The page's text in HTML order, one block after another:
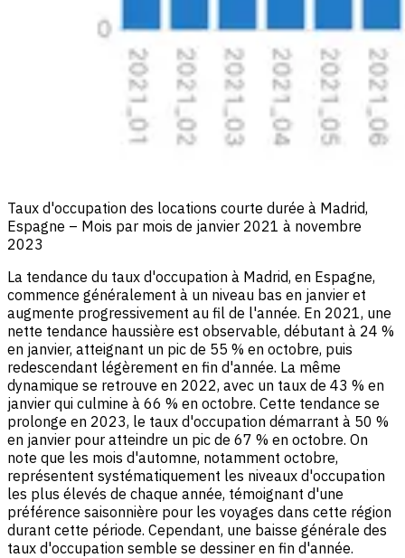
Taux d'occupation des locations courte durée à Madrid,
Espagne – Mois par mois de janvier 2021 à novembre
2023
La tendance du taux d'occupation à Madrid, en Espagne,
commence généralement à un niveau bas en janvier et
augmente progressivement au fil de l'année. En 2021, une
nette tendance haussière est observable, débutant à 24 %
en janvier, atteignant un pic de 55 % en octobre, puis
redescendant légèrement en fin d'année. La même
dynamique se retrouve en 2022, avec un taux de 43 % en
janvier qui culmine à 66 % en octobre. Cette tendance se
prolonge en 2023, le taux d'occupation démarrant à 50 %
en janvier pour atteindre un pic de 67 % en octobre. On
note que les mois d'automne, notamment octobre,
représentent systématiquement les niveaux d'occupation
les plus élevés de chaque année, témoignant d'une
préférence saisonnière pour les voyages dans cette région
durant cette période. Cependant, une baisse générale des
taux d'occupation semble se dessiner en fin d'année.